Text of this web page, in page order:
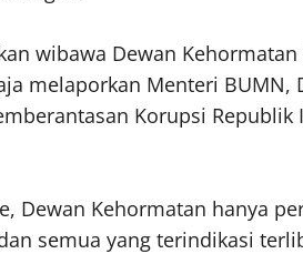
wibawa Dewan
melaporkan Menteri BUMN,
Korupsi Republik
Dewan Kehormatan hanya
semua yang terindikasi